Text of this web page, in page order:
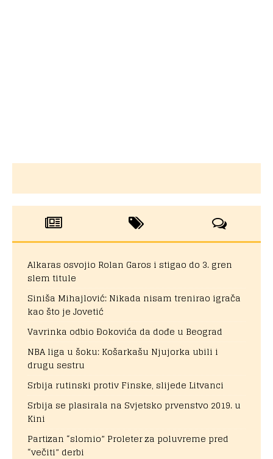
Alkaras osvojio Rolan Garos i stigao do 3. gren
slem titule
Siniša Mihajlović: Nikada nisam trenirao igrača
kao što je Jovetić
Vavrinka odbio Đokovića da dođe u Beograd
NBA liga u šoku: Košarkašu Njujorka ubili i
drugu sestru
Srbija rutinski protiv Finske, slijede Litvanci
Srbija se plasirala na Svjetsko prvenstvo 2019. u
Kini
Partizan “slomio” Proleter za poluvreme pred
“večiti” derbi